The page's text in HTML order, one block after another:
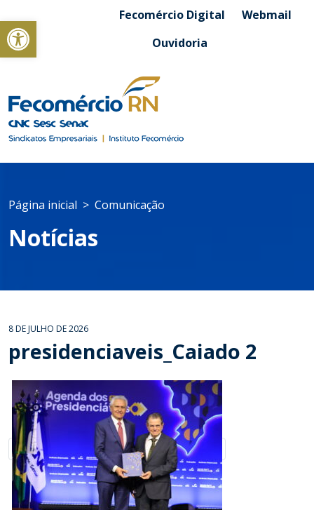
Abrir a barra de ferramentasFecomércio Digital
Webmail
Ouvidoria
Página inicial Comunicação
Notícias
8 DE JULHO DE 2026
presidenciaveis_Caiado 2